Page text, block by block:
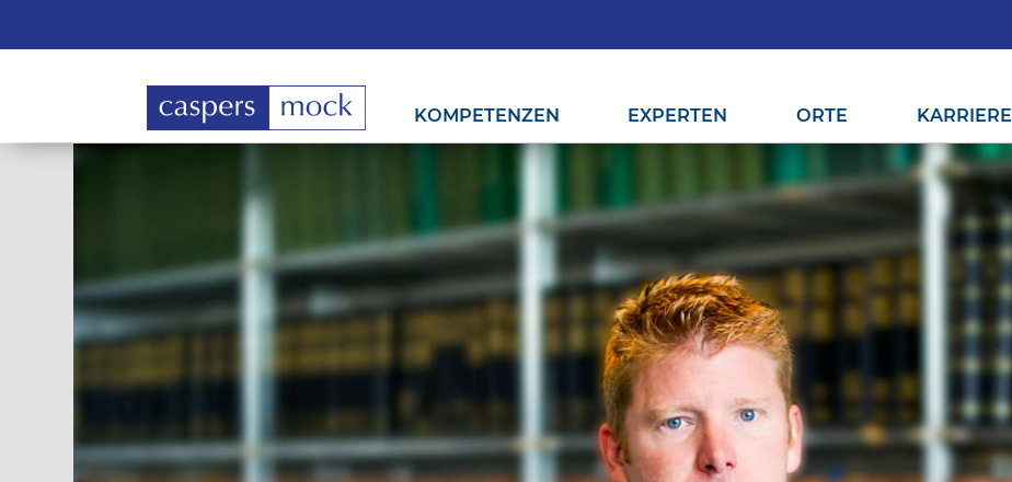
KOMPETENZEN EXPERTEN ORTE KARRIERE